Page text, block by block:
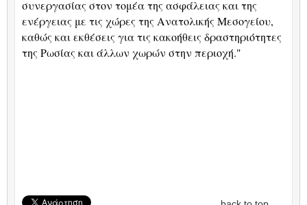
συνεργασίας στον τομέα της ασφάλειας και της
ενέργειας με τις χώρες της Ανατολικής Μεσογείου,
καθώς και εκθέσεις για τις κακοήθεις δραστηριότητες
της Ρωσίας και άλλων χωρών στην περιοχή."